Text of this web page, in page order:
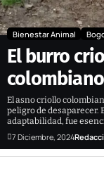
Bienestar Animal
El burro
El asno criollo
peligro de desaparecer.
adaptabilidad, fue
7 Diciembre, 2024